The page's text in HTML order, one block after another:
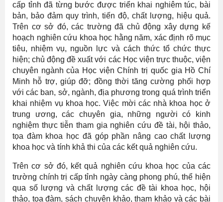
cấp tỉnh đã từng bước được triển khai nghiêm túc, bài
bản, bảo đảm quy trình, tiến độ, chất lượng, hiệu quả.
Trên cơ sở đó, các trường đã chủ động xây dựng kế
hoạch nghiên cứu khoa học hằng năm, xác định rõ mục
tiêu, nhiệm vụ, nguồn lực và cách thức tổ chức thực
hiện; chủ động đề xuất với các Học viện trực thuộc, viện
chuyên ngành của Học viện Chính trị quốc gia Hồ Chí
Minh hỗ trợ, giúp đỡ; đồng thời tăng cường phối hợp
với các ban, sở, ngành, địa phương trong quá trình triển
khai nhiệm vụ khoa học. Việc mời các nhà khoa học ở
trung ương, các chuyên gia, những người có kinh
nghiệm thực tiễn tham gia nghiên cứu đề tài, hội thảo,
tọa đàm khoa học đã góp phần nâng cao chất lượng
khoa học và tính khả thi của các kết quả nghiên cứu.
Trên cơ sở đó, kết quả nghiên cứu khoa học của các
trường chính trị cấp tỉnh ngày càng phong phú, thể hiện
qua số lượng và chất lượng các đề tài khoa học, hội
thảo, tọa đàm, sách chuyên khảo, tham khảo và các bài